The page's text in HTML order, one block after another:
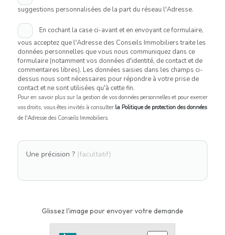
suggestions personnalisées de la part du réseau l'Adresse.
En cochant la case ci-avant et en envoyant ce formulaire,
vous acceptez que l'Adresse des Conseils Immobiliers traite les
données personnelles que vous nous communiquez dans ce
formulaire (notamment vos données d'identité, de contact et de
commentaires libres). Les données saisies dans les champs ci-
dessus nous sont nécessaires pour répondre à votre prise de
contact et ne sont utilisées qu'à cette fin.
Pour en savoir plus sur la gestion de vos données personnelles et pour exercer
vos droits, vous êtes invités à consulter la Politique de protection des données
de l'Adresse des Conseils Immobiliers.
Une précision ? (facultatif)
Glissez l'image pour envoyer votre demande